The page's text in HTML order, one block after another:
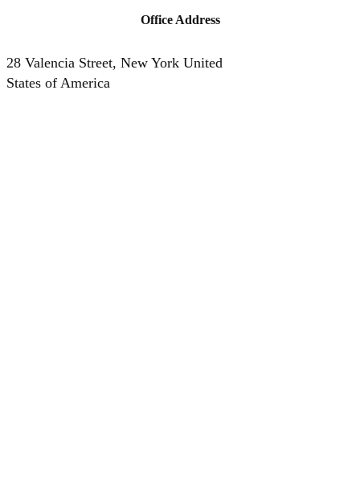
Office Address
28 Valencia Street, New York United
States of America